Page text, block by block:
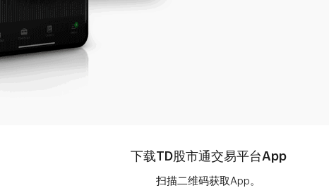
下载TD股市通交易平台App
扫描二维码获取App。